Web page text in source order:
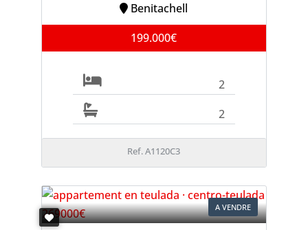
Benitachell
199.000€
2
2
Ref. A1120C3
A VENDRE